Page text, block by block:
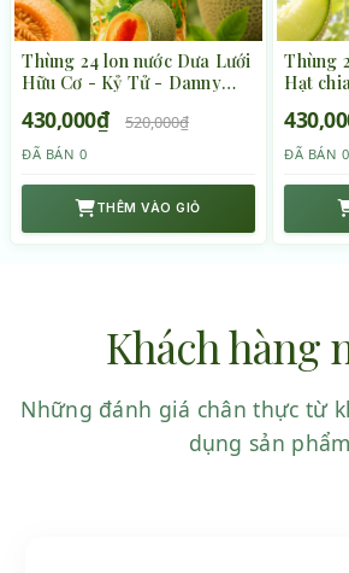
Thùng 24 lon nước Dưa Lưới
Hữu Cơ - Kỷ Tử - Danny
430,000₫ 520,000₫
ĐÃ BÁN 0
THÊM VÀO GIỎ
Thùng
Hạt
ĐÃ BÁN 0
Khách hàng
Những đánh giá chân thực từ
dụng sản phẩm